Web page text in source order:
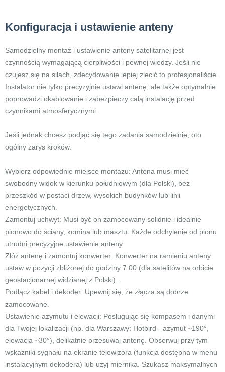
Konfiguracja i ustawienie anteny
Samodzielny montaż i ustawienie anteny satelitarnej jest
czynnością wymagającą cierpliwości i pewnej wiedzy. Jeśli nie
czujesz się na siłach, zdecydowanie lepiej zlecić to profesjonaliście.
Instalator nie tylko precyzyjnie ustawi antenę, ale także optymalnie
poprowadzi okablowanie i zabezpieczy całą instalację przed
czynnikami atmosferycznymi.
Jeśli jednak chcesz podjąć się tego zadania samodzielnie, oto
ogólny zarys kroków:
Wybierz odpowiednie miejsce montażu: Antena musi mieć
swobodny widok w kierunku południowym (dla Polski), bez
przeszkód w postaci drzew, wysokich budynków lub linii
energetycznych.
Zamontuj uchwyt: Musi być on zamocowany solidnie i idealnie
pionowo do ściany, komina lub masztu. Każde odchylenie od pionu
utrudni precyzyjne ustawienie anteny.
Złóż antenę i zamontuj konwerter: Konwerter na ramieniu anteny
ustaw w pozycji zbliżonej do godziny 7:00 (dla satelitów na orbicie
geostacjonarnej widzianej z Polski).
Podłącz kabel i dekoder: Upewnij się, że złącza są dobrze
zamocowane.
Ustawienie azymutu i elewacji: Posługując się kompasem i danymi
dla Twojej lokalizacji (np. dla Warszawy: Hotbird - azymut ~190°,
elewacja ~30°), delikatnie przesuwaj antenę. Obserwuj przy tym
wskaźniki sygnału na ekranie telewizora (funkcja dostępna w menu
instalacyjnym dekodera) lub użyj miernika. Szukasz maksymalnych